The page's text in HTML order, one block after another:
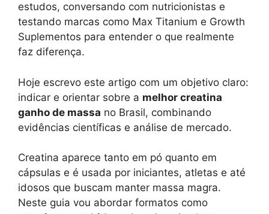
estudos, conversando com nutricionistas e
testando marcas como Max Titanium e Growth
Suplementos para entender o que realmente
faz diferença.
Hoje escrevo este artigo com um objetivo claro:
indicar e orientar sobre a melhor creatina
ganho de massa no Brasil, combinando
evidências científicas e análise de mercado.
Creatina aparece tanto em pó quanto em
cápsulas e é usada por iniciantes, atletas e até
idosos que buscam manter massa magra.
Neste guia vou abordar formatos como